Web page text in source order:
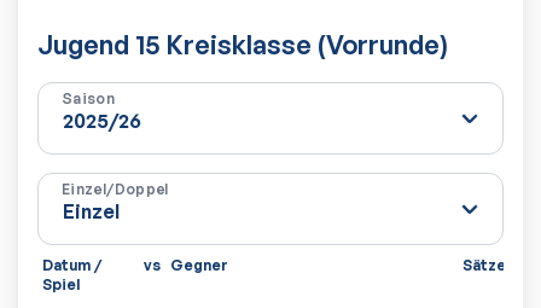
Jugend 15 Kreisklasse (Vorrunde)
Saison
Einzel/Doppel
Datum /
Spiel
vs Gegner Sätze